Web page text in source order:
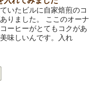
いたビルに自家焙煎のコ
りました。 ここのオーナ
ーヒーがとてもコクがあ
味しいんです。入れ